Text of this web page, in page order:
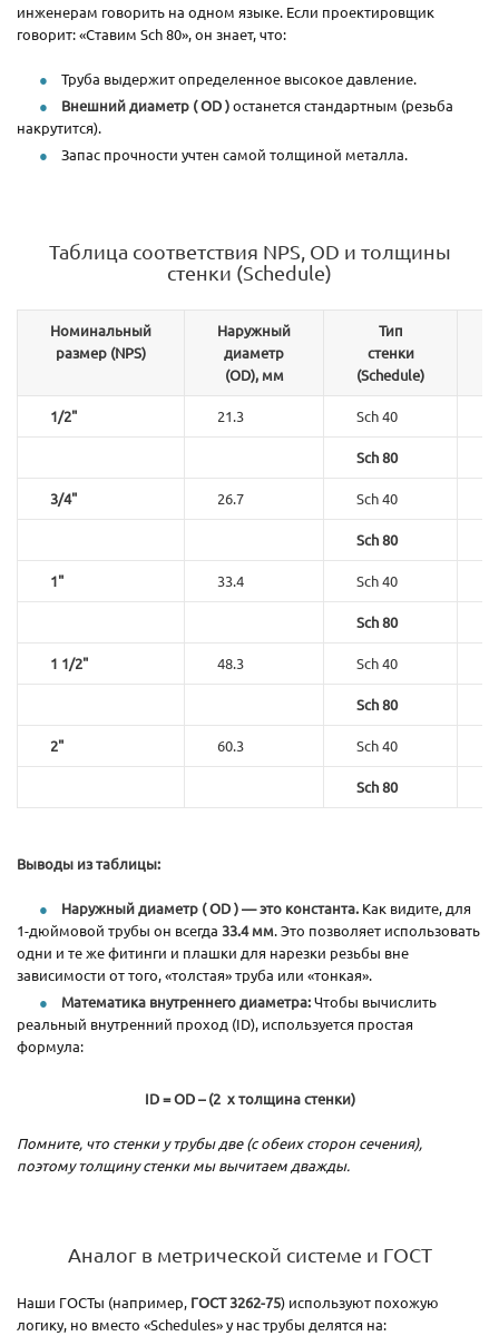
инженерам говорить на одном языке. Если проектировщик
говорит: «Ставим Sch 80», он знает, что:
Труба выдержит определенное высокое давление.
Внешний диаметр ( OD )останется стандартным (резьба
накрутится).
Запас прочности учтен самой толщиной металла.
Таблица соответствия NPS, OD и толщины
стенки (Schedule)
Номинальный
размер (NPS)
Наружный
диаметр
(OD), мм
Тип
стенки
(Schedule)
1/2" 21.3 Sch 40
Sch 80
3/4" 26.7 Sch 40
Sch 80
1" 33.4 Sch 40
Sch 80
1 1/2" 48.3 Sch 40
Sch 80
2" 60.3 Sch 40
Sch 80
Выводы из таблицы:
Наружный диаметр ( OD ) — это константа. Как видите, для
1-дюймовой трубы он всегда 33.4 мм. Это позволяет использовать
одни и те же фитинги и плашки для нарезки резьбы вне
зависимости от того, «толстая» труба или «тонкая».
Математика внутреннего диаметра:Чтобы вычислить
реальный внутренний проход (ID), используется простая
формула:
ID = OD – (2 x толщина стенки)
Помните, что стенки у трубы две (с обеих сторон сечения),
поэтому толщину стенки мы вычитаем дважды.
Аналог в метрической системе и ГОСТ
Наши ГОСТы (например, ГОСТ 3262-75) используют похожую
логику, но вместо «Schedules» у нас трубы делятся на: